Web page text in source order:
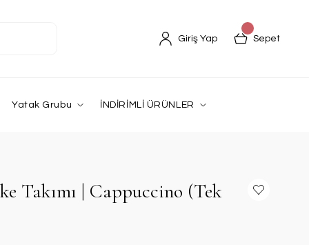
Giriş Yap Sepet
Yatak Grubu İNDİRİMLİ ÜRÜNLER
Takımı | Cappuccino (Tek